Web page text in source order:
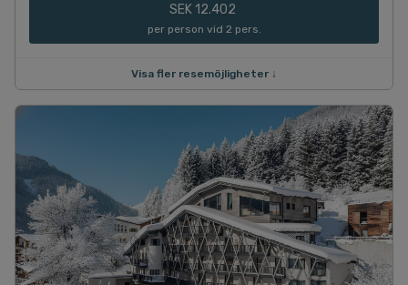
SEK 12.402
per person vid 2 pers.
Visa fler resemöjligheter ↓